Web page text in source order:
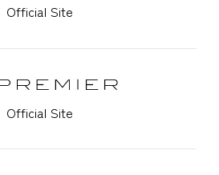
Official Site
Official Site